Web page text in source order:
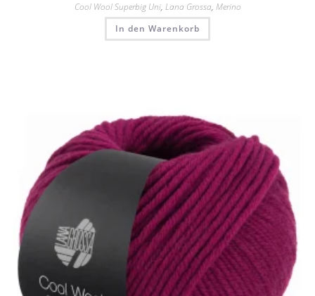
Cool Wool Superbig Uni, Lana Grossa, Merino
In den Warenkorb